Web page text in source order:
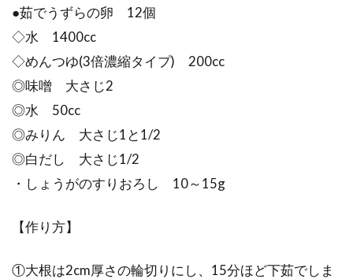
●茹でうずらの卵 12個
◇水 1400cc
◇めんつゆ(3倍濃縮タイプ) 200cc
◎味噌 大さじ2
◎水 50cc
◎みりん 大さじ1と1/2
◎白だし 大さじ1/2
・しょうがのすりおろし 10～15g
【作り方】
①大根は2cm厚さの輪切りにし、15分ほど下茹でしま